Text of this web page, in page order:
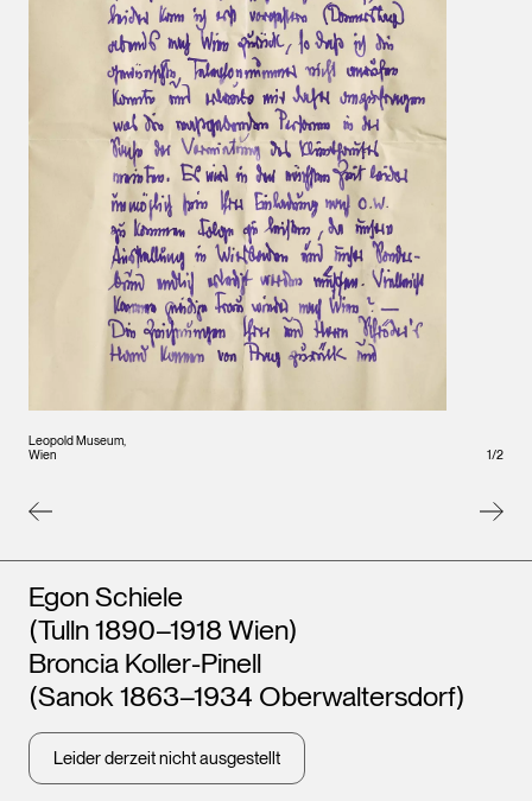
Leopold Museum,
Wien
Wien
1/2
Künstler*innen
Egon Schiele
(Tulln 1890–1918 Wien)
Broncia Koller-Pinell
(Sanok 1863–1934 Oberwaltersdorf)
Leider derzeit nicht ausgestellt